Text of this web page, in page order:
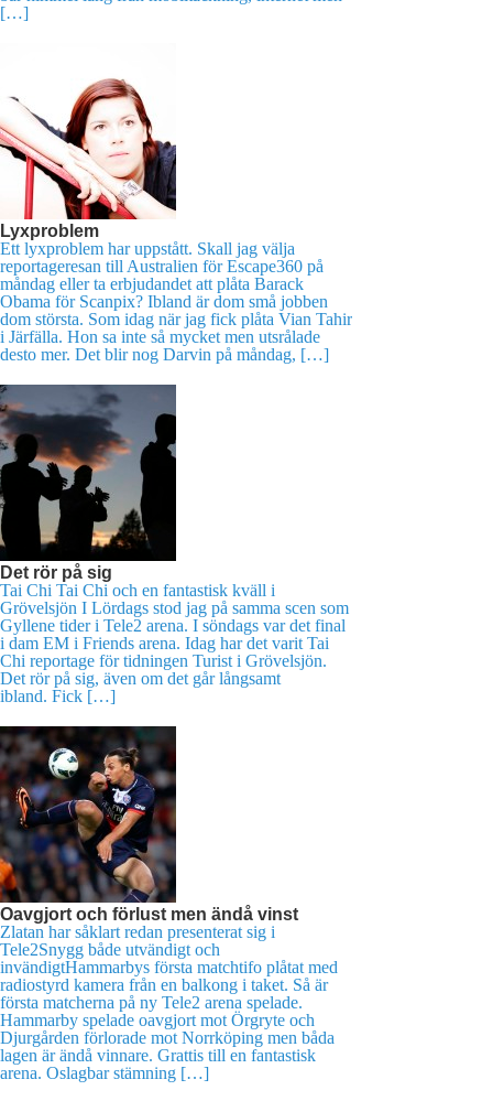
[…]
Lyxproblem
Ett lyxproblem har uppstått. Skall jag välja
reportageresan till Australien för Escape360 på
måndag eller ta erbjudandet att plåta Barack
Obama för Scanpix? Ibland är dom små jobben
dom största. Som idag när jag fick plåta Vian Tahir
i Järfälla. Hon sa inte så mycket men utsrålade
desto mer. Det blir nog Darvin på måndag, […]
Det rör på sig
Tai Chi Tai Chi och en fantastisk kväll i
Grövelsjön I Lördags stod jag på samma scen som
Gyllene tider i Tele2 arena. I söndags var det final
i dam EM i Friends arena. Idag har det varit Tai
Chi reportage för tidningen Turist i Grövelsjön.
Det rör på sig, även om det går långsamt
ibland. Fick […]
Oavgjort och förlust men ändå vinst
Zlatan har såklart redan presenterat sig i
Tele2Snygg både utvändigt och
invändigtHammarbys första matchtifo plåtat med
radiostyrd kamera från en balkong i taket. Så är
första matcherna på ny Tele2 arena spelade.
Hammarby spelade oavgjort mot Örgryte och
Djurgården förlorade mot Norrköping men båda
lagen är ändå vinnare. Grattis till en fantastisk
arena. Oslagbar stämning […]